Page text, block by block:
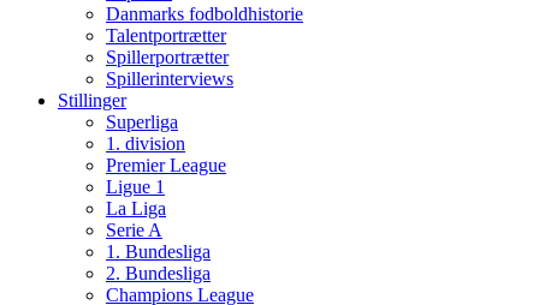
Danmarks fodboldhistorie
Talentportrætter
Spillerportrætter
Spillerinterviews
Stillinger
Superliga
1. division
Premier League
Ligue 1
La Liga
Serie A
1. Bundesliga
2. Bundesliga
Champions League